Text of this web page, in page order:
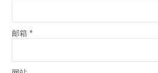
邮箱 *